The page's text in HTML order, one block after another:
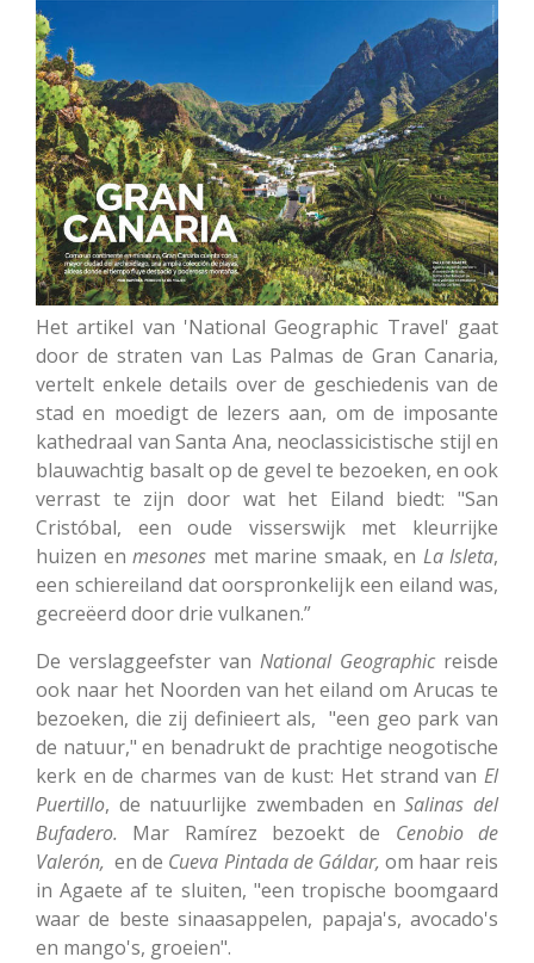
Het artikel van 'National Geographic Travel' gaat
door de straten van Las Palmas de Gran Canaria,
vertelt enkele details over de geschiedenis van de
stad en moedigt de lezers aan, om de imposante
kathedraal van Santa Ana, neoclassicistische stijl en
blauwachtig basalt op de gevel te bezoeken, en ook
verrast te zijn door wat het Eiland biedt: "San
Cristóbal, een oude visserswijk met kleurrijke
huizen en mesones met marine smaak, en La Isleta,
een schiereiland dat oorspronkelijk een eiland was,
gecreëerd door drie vulkanen.”
De verslaggeefster van National Geographicreisde
ook naar het Noorden van het eiland om Arucas te
bezoeken, die zij definieert als, "een geo park van
de natuur," en benadrukt de prachtige neogotische
kerk en de charmes van de kust: Het strand van El
Puertillo, de natuurlijke zwembaden enSalinas del
Bufadero. Mar Ramírez bezoekt de Cenobio de
Valerón, en de Cueva Pintada de Gáldar, om haar reis
in Agaete af te sluiten, "een tropische boomgaard
waar de beste sinaasappelen, papaja's, avocado's
en mango's, groeien".